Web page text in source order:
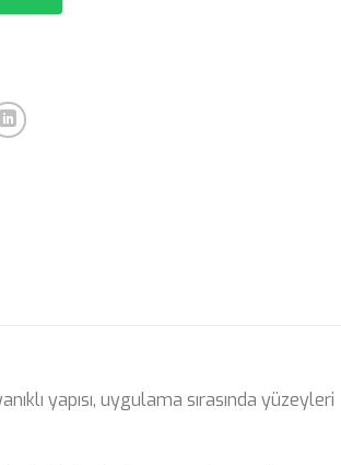
yapısı, uygulama sırasında yüzeyleri